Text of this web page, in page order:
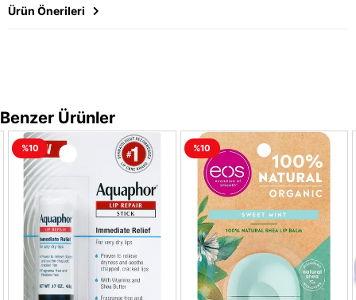
Ürün Önerileri
Benzer Ürünler
%10 %10